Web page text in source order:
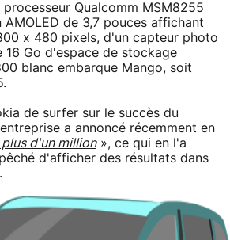
Qualcomm MSM8255
AMOLED de 3,7 pouces affichant
x 480 pixels, d'un capteur photo
16 Go d'espace de stockage
blanc embarque Mango, soit
de surfer sur le succès du
a annoncé récemment en
plus d'un million», ce qui en l'a
d'afficher des résultats dans